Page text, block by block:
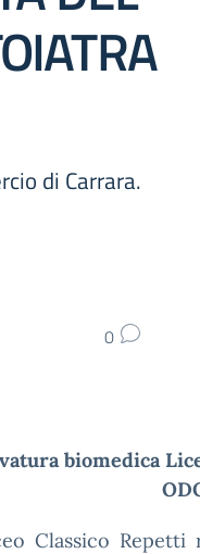
di Carrara.
0
biomedica
Classico Repetti